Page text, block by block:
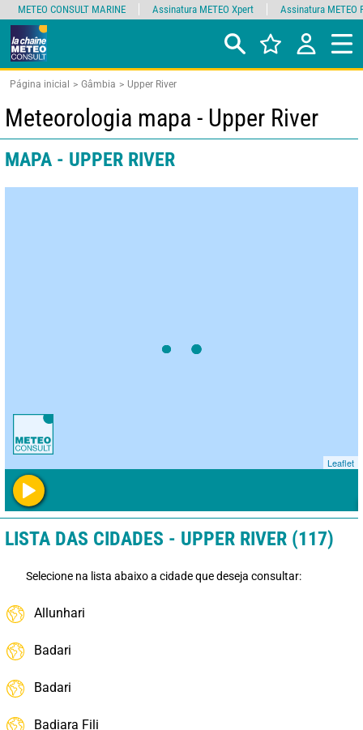
Página inicial Gâmbia Upper River
Meteorologia mapa - Upper River
MAPA - UPPER RIVER
Leaflet
LISTA DAS CIDADES - UPPER RIVER (117)
Selecione na lista abaixo a cidade que deseja consultar:
Allunhari
Badari
Badari
Badiara Fili
METEO CONSULT MARINE Assinatura METEO Xpert Assinatura METEO